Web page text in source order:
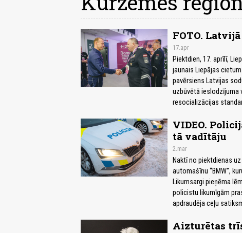
FOTO.
17.apr
Piektdien, 17. aprīlī,
jaunais Liepājas
pavērsiens Latvijas
uzbūvētā ieslodzījuma
resocializācijas
VIDEO.
tā vadītāju
2.mar
Naktī no piektdienas
automašīnu “BMW”,
Likumsargi pieņēma
policistu likumīgām
apdraudēja ceļu
Aizturētas